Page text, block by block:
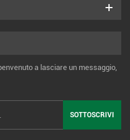
a lasciare un messaggio,